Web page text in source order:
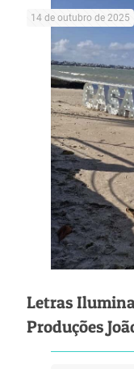
14 de outubro de 2025
Letras
Produções